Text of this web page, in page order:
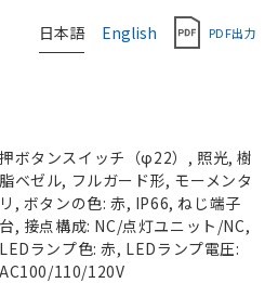
日本語 English PDF出力
押ボタンスイッチ（φ22）, 照光, 樹
脂ベゼル, フルガード形, モーメンタ
リ, ボタンの色: 赤, IP66, ねじ端子
台, 接点構成: NC/点灯ユニット/NC,
LEDランプ色: 赤, LEDランプ電圧:
AC100/110/120V